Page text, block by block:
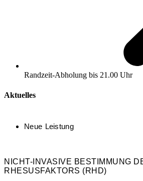
Randzeit-Abholung bis 21.00 Uhr
Aktuelles
Neue Leistung
NICHT-INVASIVE BESTIMMUNG
RHESUSFAKTORS (RHD)